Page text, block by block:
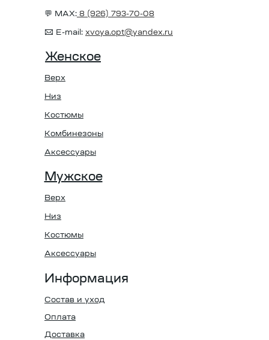
Оплата
Доставка
Состав и уход
Мужское
Информация
Аксессуары
Комбинезоны
Костюмы
Низ
Верх
Верх
Низ
Костюмы
Аксессуары
✉️ E-mail: xvoya.opt@yandex.ru
💬 MAX: 8 (926) 793-70-08
Женское